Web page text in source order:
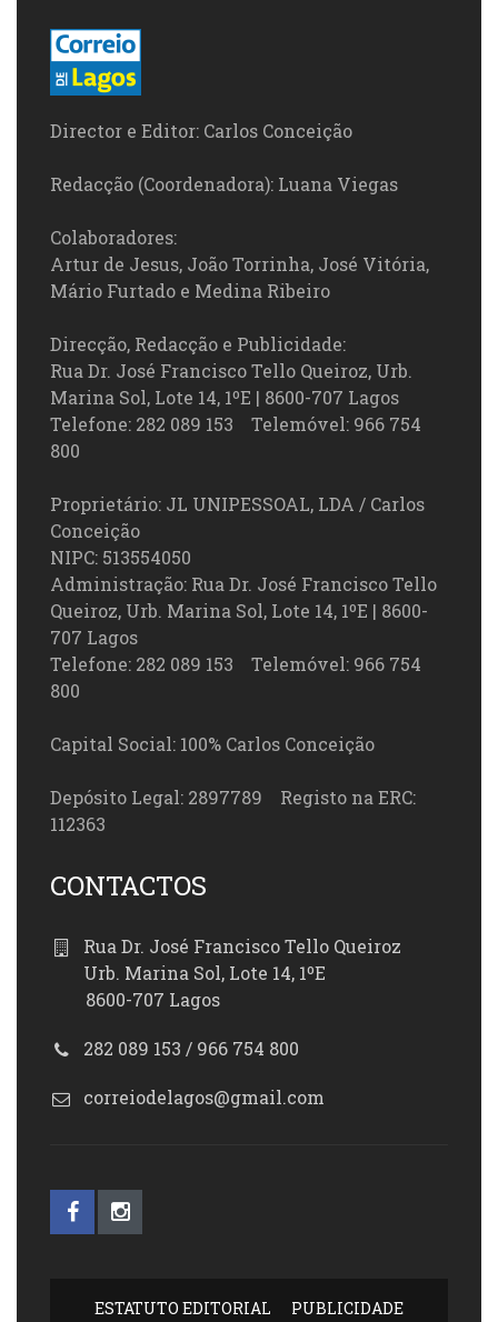
Director e Editor: Carlos Conceição
Redacção (Coordenadora): Luana Viegas
Colaboradores:
Artur de Jesus, João Torrinha, José Vitória,
Mário Furtado e Medina Ribeiro
Direcção, Redacção e Publicidade:
Rua Dr. José Francisco Tello Queiroz, Urb.
Marina Sol, Lote 14, 1ºE | 8600-707 Lagos
Telefone: 282 089 153 Telemóvel: 966 754
800
Proprietário: JL UNIPESSOAL, LDA / Carlos
Conceição
NIPC: 513554050
Administração: Rua Dr. José Francisco Tello
Queiroz, Urb. Marina Sol, Lote 14, 1ºE | 8600-
707 Lagos
Telefone: 282 089 153 Telemóvel: 966 754
800
Capital Social: 100% Carlos Conceição
Depósito Legal: 2897789 Registo na ERC:
112363
CONTACTOS
Rua Dr. José Francisco Tello Queiroz
Urb. Marina Sol, Lote 14, 1ºE
8600-707 Lagos
282 089 153 / 966 754 800
correiodelagos@gmail.com
ESTATUTO EDITORIAL PUBLICIDADE